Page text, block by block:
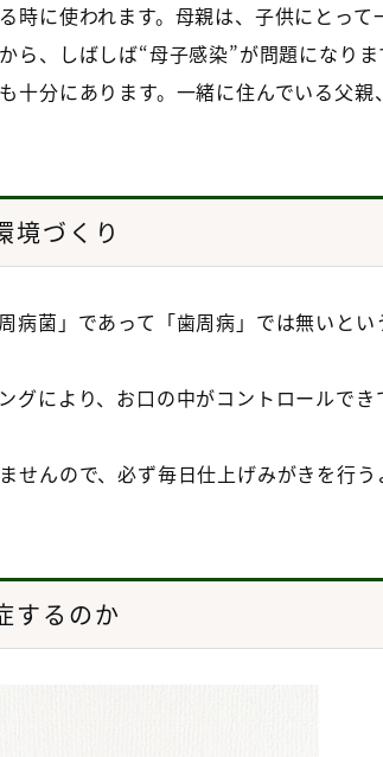
時に使われます。母親は、子供にとって
、しばしば“母子感染”が問題になりま
十分にあります。一緒に住んでいる父親
境づくり
病菌」であって「歯周病」では無いとい
グにより、お口の中がコントロールでき
せんので、必ず毎日仕上げみがきを行う
するのか